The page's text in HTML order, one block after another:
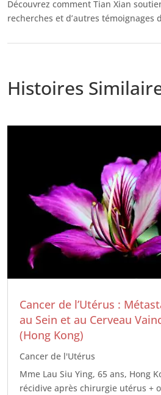
Découvrez comment Tian Xian
recherches et d’autres témoignages
Histoires
Cancer de l’Utérus :
au Sein et au Cerveau
(Hong Kong)
Cancer de l'Utérus
Mme Lau Siu Ying, 65 ans, Hong
récidive après chirurgie utérus +